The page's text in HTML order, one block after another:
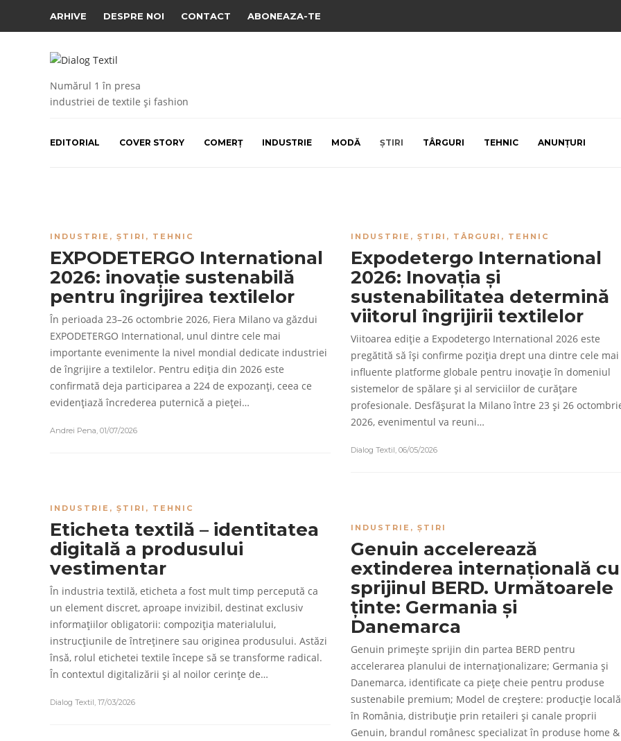
ARHIVE DESPRE NOI CONTACT ABONEAZA-TE
Numărul 1 în presa
industriei de textile și fashion
EDITORIAL COVER STORY COMERȚ INDUSTRIE MODĂ ȘTIRI TÂRGURI TEHNIC ANUNȚURI
INDUSTRIE , ȘTIRI , TEHNIC
EXPODETERGO International
2026: inovație sustenabilă
pentru îngrijirea textilelor
În perioada 23–26 octombrie 2026, Fiera Milano va găzdui
EXPODETERGO International, unul dintre cele mai
importante evenimente la nivel mondial dedicate industriei
de îngrijire a textilelor. Pentru ediția din 2026 este
confirmată deja participarea a 224 de expozanți, ceea ce
evidențiază încrederea puternică a pieței…
Andrei Pena, 01/07/2026
INDUSTRIE , ȘTIRI , TÂRGURI , TEHNIC
Expodetergo International
2026: Inovația și
sustenabilitatea determină
viitorul îngrijirii textilelor
Viitoarea ediție a Expodetergo International 2026 este
pregătită să își confirme poziția drept una dintre cele mai
influente platforme globale pentru inovație în domeniul
sistemelor de spălare și al serviciilor de curățare
profesionale. Desfășurat la Milano între 23 și 26
2026, evenimentul va reuni…
Dialog Textil, 06/05/2026
INDUSTRIE , ȘTIRI , TEHNIC
Eticheta textilă – identitatea
digitală a produsului
vestimentar
În industria textilă, eticheta a fost mult timp percepută ca
un element discret, aproape invizibil, destinat exclusiv
informațiilor obligatorii: compoziția materialului,
instrucțiunile de întreținere sau originea produsului. Astăzi
însă, rolul etichetei textile începe să se transforme radical.
În contextul digitalizării și al noilor cerințe de…
Dialog Textil, 17/03/2026
INDUSTRIE , ȘTIRI
Genuin accelerează
extinderea internațională cu
sprijinul BERD. Următoarele
ținte: Germania și
Danemarca
Genuin primește sprijin din partea BERD pentru
accelerarea planului de internaționalizare; Germania și
Danemarca, identificate ca piețe cheie pentru produse
sustenabile premium; Model de creștere: producție locală
în România, distribuție prin retaileri și canale proprii
Genuin, brandul românesc specializat în produse home &